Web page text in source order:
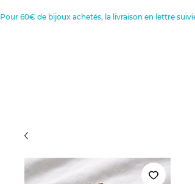
Pour 60€ de bijoux achetés, la livraison en lettre